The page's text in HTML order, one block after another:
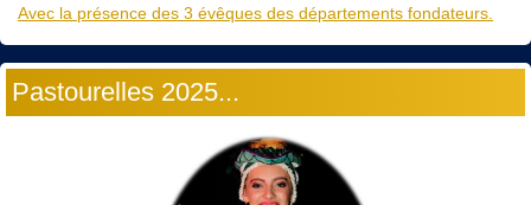
Avec la présence des 3 évêques des départements fondateurs.
Pastourelles 2025...